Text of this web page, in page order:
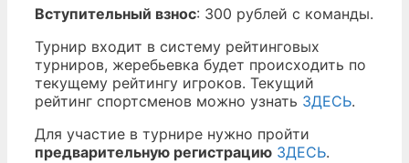
Вступительный взнос: 300 рублей с команды.
Турнир входит в систему рейтинговых
турниров, жеребьевка будет происходить по
текущему рейтингу игроков. Текущий
рейтинг спортсменов можно узнать ЗДЕСЬ.
Для участие в турнире нужно пройти
предварительную регистрацию ЗДЕСЬ.